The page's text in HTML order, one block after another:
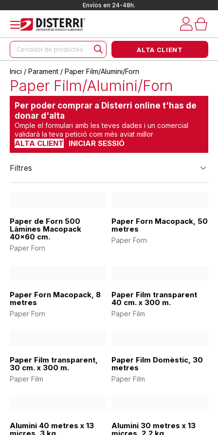
Envíos en 24-48h.
Products
search
ALTA CLIENT
Inici / Parament / Paper Film/Alumini/Forn
Paper Film/Alumini/Forn
Per poder comprar a Disterri online t'has de
donar d'alta
Omple el formulari amb les teves dades i un comercial
validarà la teva petició com més aviat millor
ALTA CLIENT INICIAR SESSIÓ
Filtres
Paper de Forn 500
Làmines Macopack
40×60 cm.
Paper Forn
Paper Forn Macopack, 50
metres
Paper Forn
Paper Forn Macopack, 8
metres
Paper Forn
Paper Film transparent
40 cm. x 300 m.
Paper Film
Paper Film transparent,
30 cm. x 300 m.
Paper Film
Paper Film Domèstic, 30
metres
Paper Film
Alumini 40 metres x 13
Alumini 30 metres x 13